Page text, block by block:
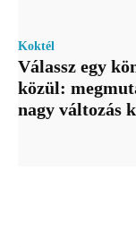
Koktél
Válassz egy
közül:
nagy változás